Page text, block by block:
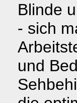
Blinde
- sich
und